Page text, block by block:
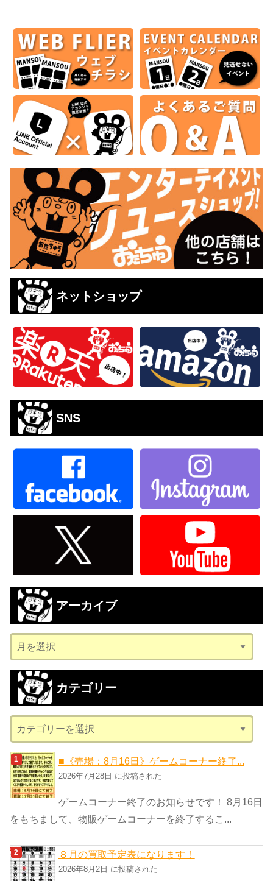
ネットショップ
SNS
アーカイブ
ー
カ
ブ
カテゴリー
テ
ゴ
リ
ー
■《売場：8月16日》ゲームコーナー終了...
2026年7月28日 に投稿された
ゲームコーナー終了のお知らせです！ 8月16日
をもちまして、物販ゲームコーナーを終了するこ...
８月の買取予定表になります！
2026年8月2日 に投稿された